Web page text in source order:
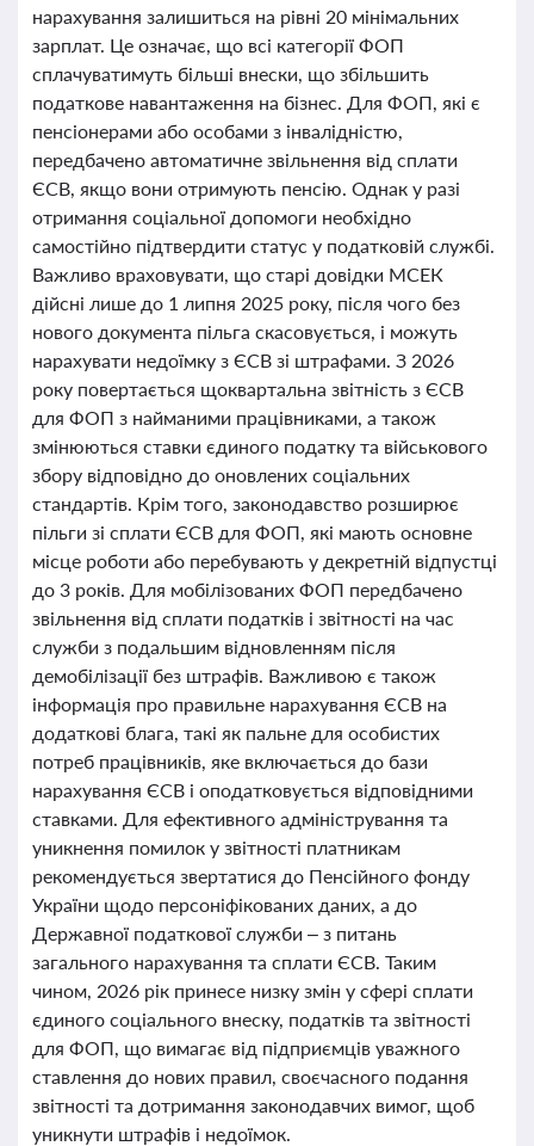
нарахування залишиться на рівні 20 мінімальних
зарплат. Це означає, що всі категорії ФОП
сплачуватимуть більші внески, що збільшить
податкове навантаження на бізнес. Для ФОП, які є
пенсіонерами або особами з інвалідністю,
передбачено автоматичне звільнення від сплати
ЄСВ, якщо вони отримують пенсію. Однак у разі
отримання соціальної допомоги необхідно
самостійно підтвердити статус у податковій службі.
Важливо враховувати, що старі довідки МСЕК
дійсні лише до 1 липня 2025 року, після чого без
нового документа пільга скасовується, і можуть
нарахувати недоїмку з ЄСВ зі штрафами. З 2026
року повертається щоквартальна звітність з ЄСВ
для ФОП з найманими працівниками, а також
змінюються ставки єдиного податку та військового
збору відповідно до оновлених соціальних
стандартів. Крім того, законодавство розширює
пільги зі сплати ЄСВ для ФОП, які мають основне
місце роботи або перебувають у декретній відпустці
до 3 років. Для мобілізованих ФОП передбачено
звільнення від сплати податків і звітності на час
служби з подальшим відновленням після
демобілізації без штрафів. Важливою є також
інформація про правильне нарахування ЄСВ на
додаткові блага, такі як пальне для особистих
потреб працівників, яке включається до бази
нарахування ЄСВ і оподатковується відповідними
ставками. Для ефективного адміністрування та
уникнення помилок у звітності платникам
рекомендується звертатися до Пенсійного фонду
України щодо персоніфікованих даних, а до
Державної податкової служби – з питань
загального нарахування та сплати ЄСВ. Таким
чином, 2026 рік принесе низку змін у сфері сплати
єдиного соціального внеску, податків та звітності
для ФОП, що вимагає від підприємців уважного
ставлення до нових правил, своєчасного подання
звітності та дотримання законодавчих вимог, щоб
уникнути штрафів і недоїмок.